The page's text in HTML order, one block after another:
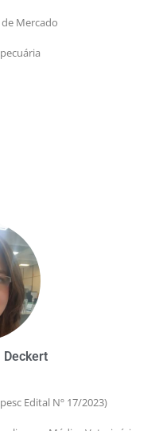
Mercado
Deckert
Edital Nº 17/2023)